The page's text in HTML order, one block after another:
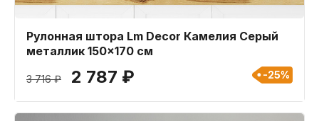
Рулонная штора Lm Decor Камелия Серый
металлик 150x170 см
3 716 ₽ 2 787 ₽ -25%